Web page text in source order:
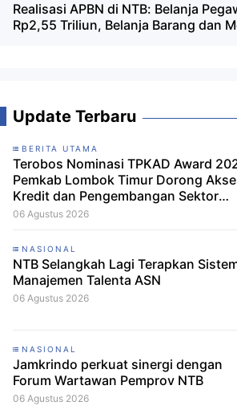
Realisasi APBN di NTB: Belanja
Rp2,55 Triliun, Belanja Barang dan
Update Terbaru
BERITA UTAMA
Terobos Nominasi TPKAD Award
Pemkab Lombok Timur Dorong
Kredit dan Pengembangan Sektor
Porang
06 Agustus 2026
NASIONAL
NTB Selangkah Lagi Terapkan
Manajemen Talenta ASN
06 Agustus 2026
NASIONAL
Jamkrindo perkuat sinergi dengan
Forum Wartawan Pemprov NTB
06 Agustus 2026